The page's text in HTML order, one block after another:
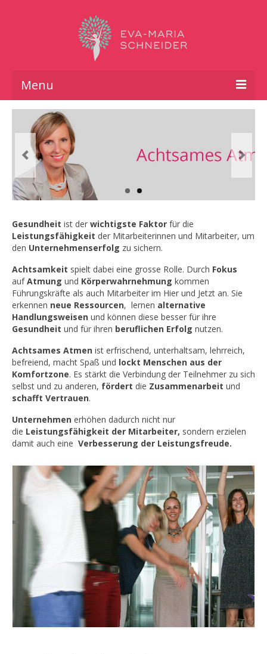
Menu
Achtsames Atmen
Angebot
Über mich
Kontakt
Referenzen
Gesundheit ist der wichtigste Faktor für die
Leistungsfähigkeit der Mitarbeiterinnen und Mitarbeiter, um
den Unternehmenserfolg zu sichern.
Achtsamkeit spielt dabei eine grosse Rolle. Durch Fokus
aufAtmung und Körperwahrnehmung kommen
Führungskräfte als auch Mitarbeiter im Hier und Jetzt an. Sie
erkennen neue Ressourcen, lernen alternative
Handlungsweisen und können diese besser für ihre
Gesundheit und für ihren beruflichen Erfolg nutzen.
Achtsames Atmen ist erfrischend, unterhaltsam, lehrreich,
befreiend, macht Spaß und lockt Menschen aus der
Komfortzone. Es stärkt die Verbindung der Teilnehmer zu sich
selbst und zu anderen, fördert die Zusammenarbeit und
schafft Vertrauen.
Unternehmen erhöhen dadurch nicht nur
die Leistungsfähigkeit der Mitarbeiter, sondern erzielen
damit auch eine Verbesserung der Leistungsfreude.